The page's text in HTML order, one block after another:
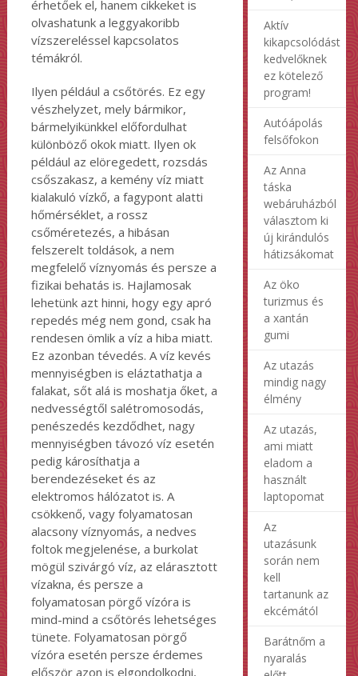
érhetőek el, hanem cikkeket is
olvashatunk a leggyakoribb
vízszereléssel kapcsolatos
témákról.
Ilyen például a csőtörés. Ez egy
vészhelyzet, mely bármikor,
bármelyikünkkel előfordulhat
különböző okok miatt. Ilyen ok
például az elöregedett, rozsdás
csőszakasz, a kemény víz miatt
kialakuló vízkő, a fagypont alatti
hőmérséklet, a rossz
csőméretezés, a hibásan
felszerelt toldások, a nem
megfelelő víznyomás és persze a
fizikai behatás is. Hajlamosak
lehetünk azt hinni, hogy egy apró
repedés még nem gond, csak ha
rendesen ömlik a víz a hiba miatt.
Ez azonban tévedés. A víz kevés
mennyiségben is eláztathatja a
falakat, sőt alá is moshatja őket, a
nedvességtől salétromosodás,
penészedés kezdődhet, nagy
mennyiségben távozó víz esetén
pedig károsíthatja a
berendezéseket és az
elektromos hálózatot is. A
csökkenő, vagy folyamatosan
alacsony víznyomás, a nedves
foltok megjelenése, a burkolat
mögül szivárgó víz, az elárasztott
vízakna, és persze a
folyamatosan pörgő vízóra is
mind-mind a csőtörés lehetséges
tünete. Folyamatosan pörgő
vízóra esetén persze érdemes
először azon is elgondolkodni,
Aktív
kikapcsolódást
kedvelőknek
ez kötelező
program!
Autóápolás
felsőfokon
Az Anna
táska
webáruházból
választom ki
új kirándulós
hátizsákomat
Az öko
turizmus és
a xantán
gumi
Az utazás
mindig nagy
élmény
Az utazás,
ami miatt
eladom a
használt
laptopomat
Az
utazásunk
során nem
kell
tartanunk az
ekcémától
Barátnőm a
nyaralás